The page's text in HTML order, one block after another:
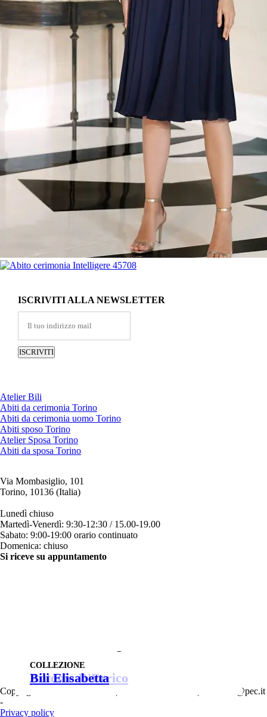
Bartin
Manu Garcia
Valerio Luna
Bili chiara
Mischalis
Fabrizia Dea
Ashley Lauren
Intelligere
Magia
Isabel Sanchis
Maria Coca
Antonio D'Errico
Bili Elisabetta
ISCRIVITI ALLA NEWSLETTER
Atelier Bili
Abiti da cerimonia Torino
Abiti da cerimonia uomo Torino
Abiti sposo Torino
Atelier Sposa Torino
Abiti da sposa Torino
Via Mombasiglio, 101
Torino, 10136 (Italia)
Lunedì chiuso
Martedì-Venerdì: 9:30-12:30 / 15.00-19.00
Sabato: 9:00-19:00 orario continuato
Domenica: chiuso
Si riceve su appuntamento
Facebook
PRIMO APPUNTAMENTO PER LA SPOSA
PRIMO APPUNTAMENTO PER LO SPOSO
Copyright © Atelier Bili s.n.c. | P. iva 12824020015 | atelierbili@pec.it
-
Privacy policy